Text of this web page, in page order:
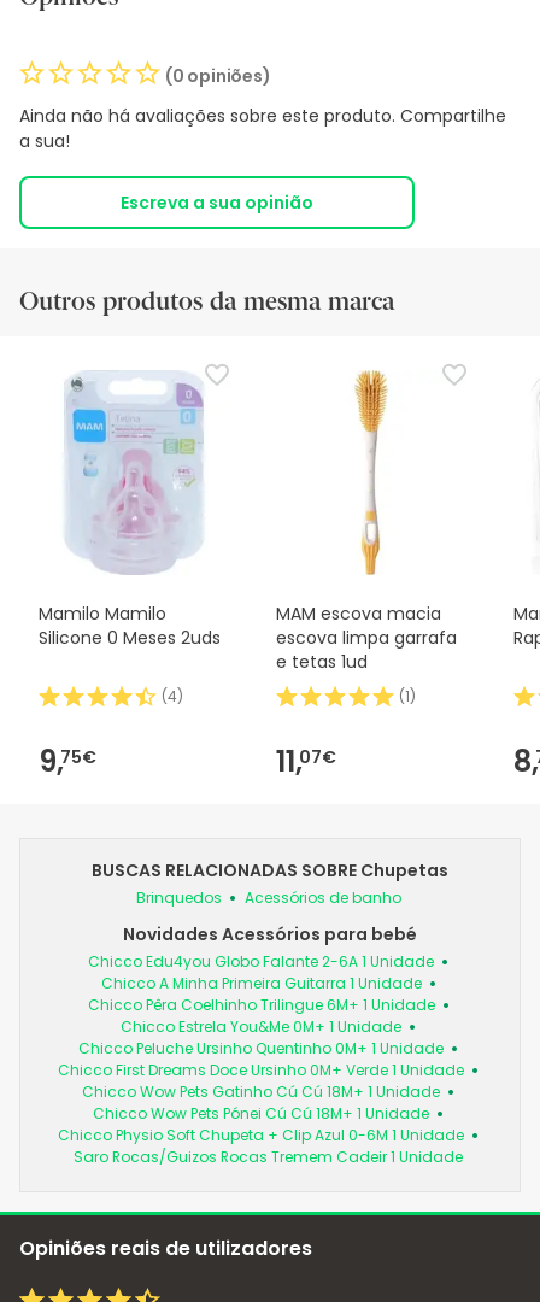
(0 opiniões)
Ainda não há avaliações sobre este produto. Compartilhe
a sua!
Escreva a sua opinião
Outros produtos da mesma marca
Mamilo Mamilo
Silicone 0 Meses 2uds
(4)
9,75€
MAM escova macia
escova limpa garrafa
e tetas 1ud
(1)
11,07€ 8,
BUSCAS RELACIONADAS SOBRE Chupetas
Brinquedos Acessórios de banho
Novidades Acessórios para bebé
Chicco Edu4you Globo Falante 2-6A 1 Unidade
Chicco A Minha Primeira Guitarra 1 Unidade
Chicco Pêra Coelhinho Trilingue 6M+ 1 Unidade
Chicco Estrela You&Me 0M+ 1 Unidade
Chicco Peluche Ursinho Quentinho 0M+ 1 Unidade
Chicco First Dreams Doce Ursinho 0M+ Verde 1 Unidade
Chicco Wow Pets Gatinho Cú Cú 18M+ 1 Unidade
Chicco Wow Pets Pónei Cú Cú 18M+ 1 Unidade
Chicco Physio Soft Chupeta + Clip Azul 0-6M 1 Unidade
Saro Rocas/Guizos Rocas Tremem Cadeir 1 Unidade
Opiniões reais de utilizadores